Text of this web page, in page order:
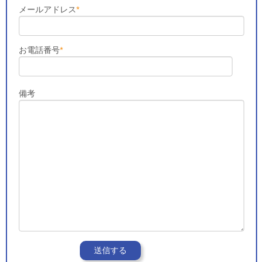
メールアドレス*
お電話番号*
備考